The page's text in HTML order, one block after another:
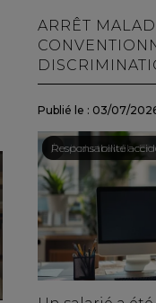
ARRÊT
Publié le : 03/07/
Droit du travail -
/Responsabilité